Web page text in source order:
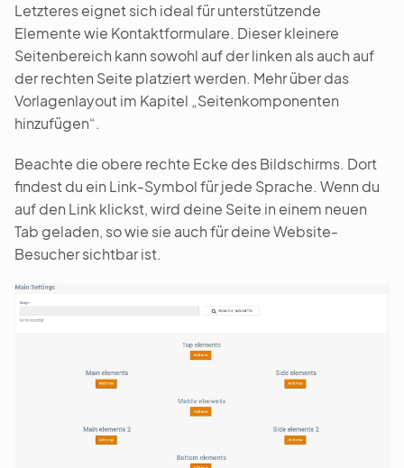
Letzteres eignet sich ideal für unterstützende
Elemente wie Kontaktformulare. Dieser kleinere
Seitenbereich kann sowohl auf der linken als auch auf
der rechten Seite platziert werden. Mehr über das
Vorlagenlayout im Kapitel „Seitenkomponenten
hinzufügen“.
Beachte die obere rechte Ecke des Bildschirms. Dort
findest du ein Link-Symbol für jede Sprache. Wenn du
auf den Link klickst, wird deine Seite in einem neuen
Tab geladen, so wie sie auch für deine Website-
Besucher sichtbar ist.